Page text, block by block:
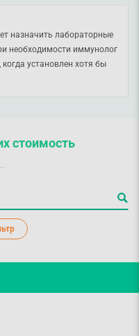
назначить лабораторные
необходимости иммунолог
установлен хотя бы
стоимость